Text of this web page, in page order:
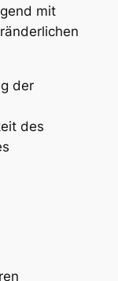
mit
der
des